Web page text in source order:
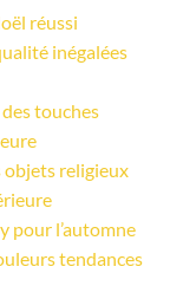
réussi
inégalées
touches
objets religieux
pour l’automne
tendances